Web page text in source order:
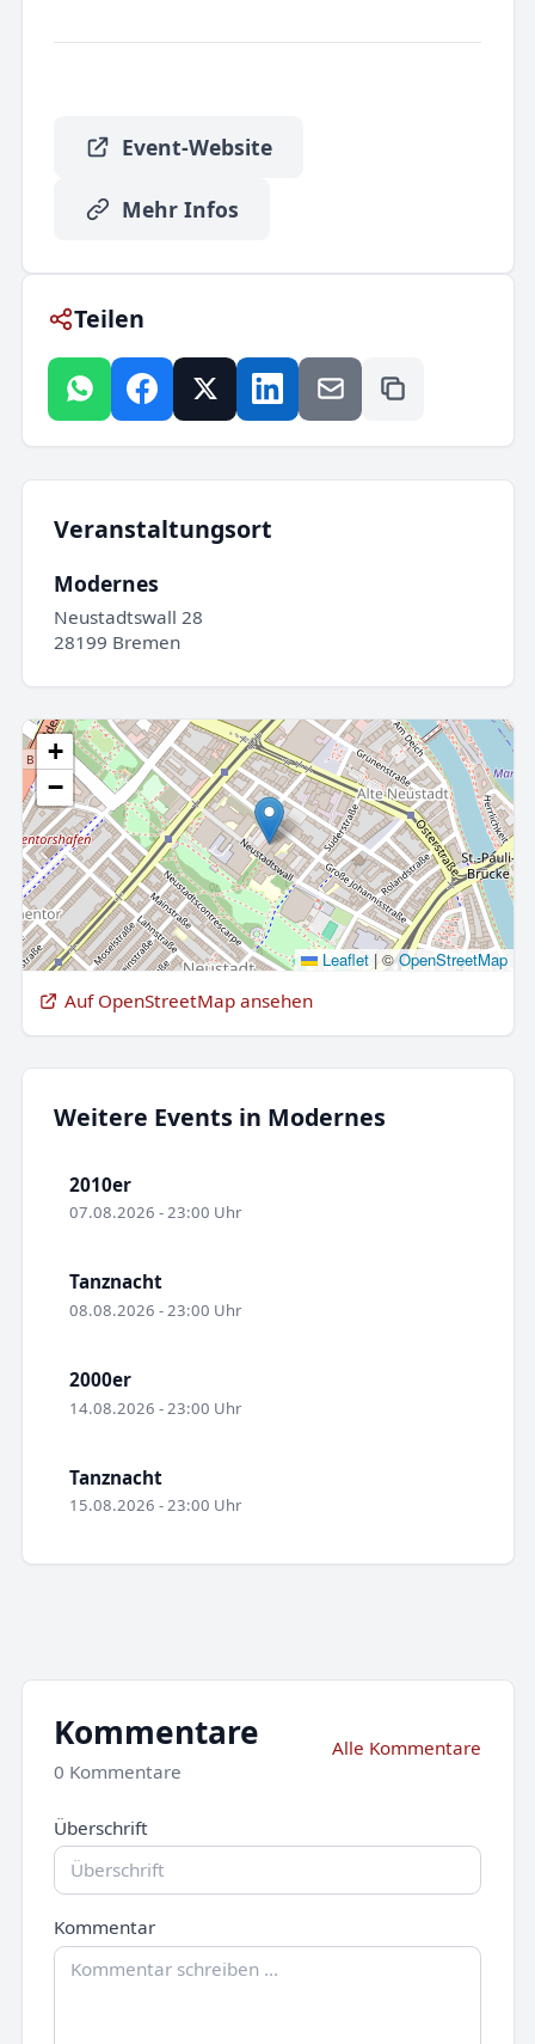
Event-Website
Mehr Infos
Teilen
Veranstaltungsort
Modernes
Neustadtswall 28
28199 Bremen
+
−
Leaflet |©OpenStreetMap
Auf OpenStreetMap ansehen
Weitere Events in Modernes
2010er
07.08.2026 - 23:00 Uhr
Tanznacht
08.08.2026 - 23:00 Uhr
2000er
14.08.2026 - 23:00 Uhr
Tanznacht
15.08.2026 - 23:00 Uhr
Kommentare
0 Kommentare
Alle Kommentare
Überschrift
Kommentar